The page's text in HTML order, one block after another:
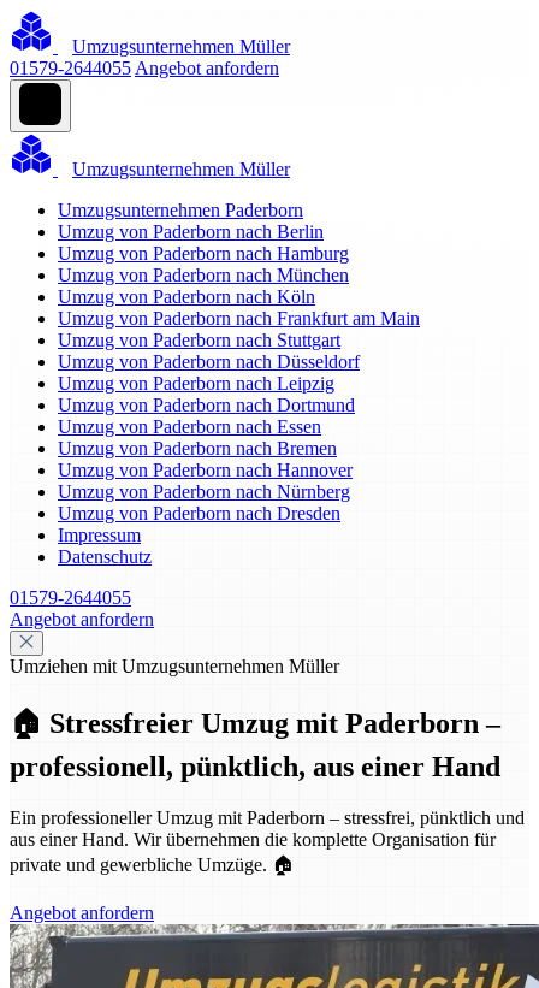
Umzugsunternehmen Müller
01579-2644055 Angebot anfordern
Umzugsunternehmen Müller
Umzugsunternehmen Paderborn
Umzug von Paderborn nach Berlin
Umzug von Paderborn nach Hamburg
Umzug von Paderborn nach München
Umzug von Paderborn nach Köln
Umzug von Paderborn nach Frankfurt am Main
Umzug von Paderborn nach Stuttgart
Umzug von Paderborn nach Düsseldorf
Umzug von Paderborn nach Leipzig
Umzug von Paderborn nach Dortmund
Umzug von Paderborn nach Essen
Umzug von Paderborn nach Bremen
Umzug von Paderborn nach Hannover
Umzug von Paderborn nach Nürnberg
Umzug von Paderborn nach Dresden
Impressum
Datenschutz
01579-2644055
Angebot anfordern
Umziehen mit Umzugsunternehmen Müller
🏠 Stressfreier Umzug mit Paderborn –
professionell, pünktlich, aus einer Hand
Ein professioneller Umzug mit Paderborn – stressfrei, pünktlich und
aus einer Hand. Wir übernehmen die komplette Organisation für
private und gewerbliche Umzüge. 🏠
Angebot anfordern